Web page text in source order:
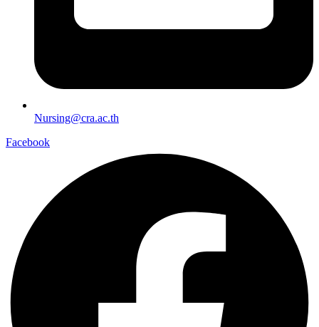
Nursing@cra.ac.th
Facebook